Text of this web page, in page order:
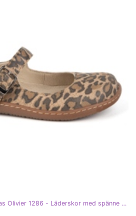
Barefoot Women's Ballerinas Olivier 1286 - Läderskor med spänne för vardagliga och eleganta panterstyliseringar brun